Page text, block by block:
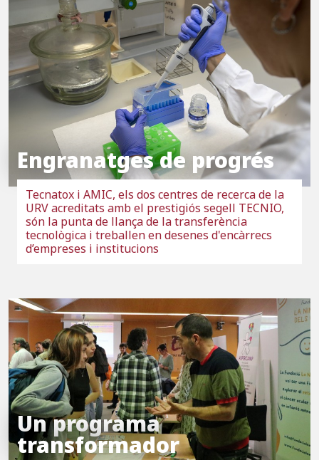
Engranatges de progrés
Tecnatox i AMIC, els dos centres de recerca de la
URV acreditats amb el prestigiós segell TECNIO,
són la punta de llança de la transferència
tecnològica i treballen en desenes d'encàrrecs
d’empreses i institucions
Un programa
transformador